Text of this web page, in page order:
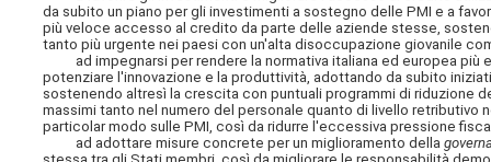
da subito un piano per gli investimenti a sostegno delle PMI e a
più veloce accesso al credito da parte delle aziende stesse,
tanto più urgente nei paesi con un'alta disoccupazione giovanile
ad impegnarsi per rendere la normativa italiana ed europea più
potenziare l'innovazione e la produttività, adottando da subito
sostenendo altresì la crescita con puntuali programmi di riduzione
massimi tanto nel numero del personale quanto di livello retributivo
particolar modo sulle PMI, così da ridurre l'eccessiva pressione
ad adottare misure concrete per un miglioramento della